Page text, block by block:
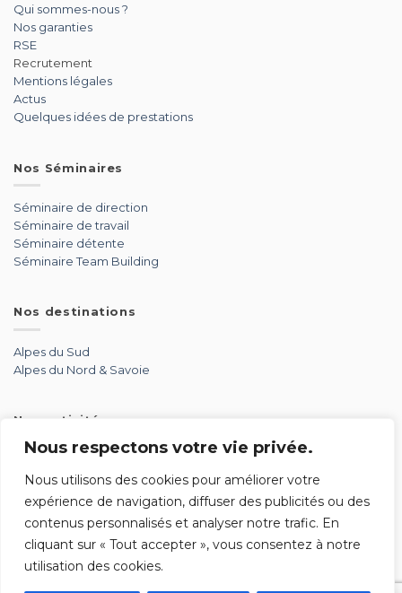
Nous respectons votre vie privée.
Nous utilisons des cookies pour améliorer votre
expérience de navigation, diffuser des publicités ou des
contenus personnalisés et analyser notre trafic. En
cliquant sur « Tout accepter », vous consentez à notre
utilisation des cookies.
Qui sommes-nous ?
Nos garanties
RSE
Recrutement
Mentions légales
Actus
Quelques idées de prestations
Nos Séminaires
Séminaire de direction
Séminaire de travail
Séminaire détente
Séminaire Team Building
Nos destinations
Alpes du Sud
Alpes du Nord & Savoie
Nos activités
Aventure
Détente
Par équipe
Soirée
Sport mécanique